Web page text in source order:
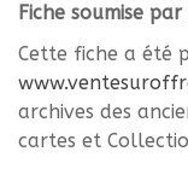
Fiche soumise par
Cette fiche a été
archives des
cartes et